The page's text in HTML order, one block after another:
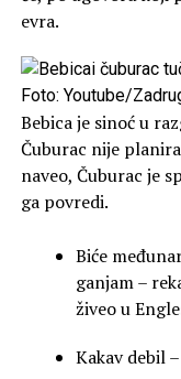
evra.
Foto: Youtube/
Bebica je sinoć u
Čuburac nije
naveo, Čuburac je
ga povredi.
Biće
ganjam –
živeo u
Kakav debil